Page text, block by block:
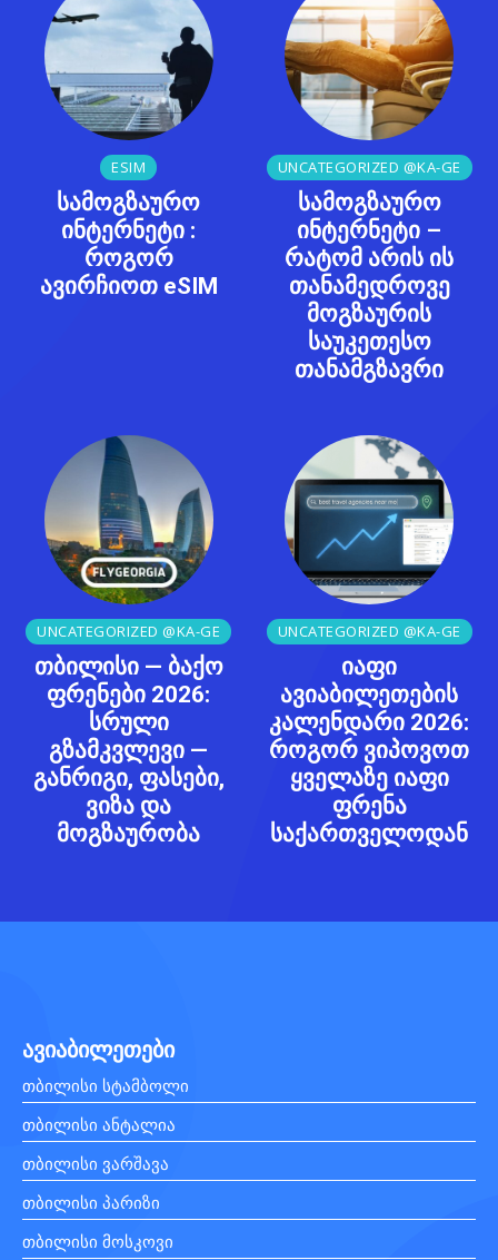
ESIM
სამოგზაურო
ინტერნეტი :
როგორ
ავირჩიოთ eSIM
UNCATEGORIZED @KA-GE
სამოგზაურო
ინტერნეტი –
რატომ არის ის
თანამედროვე
მოგზაურის
საუკეთესო
თანამგზავრი
UNCATEGORIZED @KA-GE
თბილისი — ბაქო
ფრენები 2026:
სრული
გზამკვლევი —
განრიგი, ფასები,
ვიზა და
მოგზაურობა
UNCATEGORIZED @KA-GE
იაფი
ავიაბილეთების
კალენდარი 2026:
როგორ ვიპოვოთ
ყველაზე იაფი
ფრენა
საქართველოდან
ავიაბილეთები
თბილისი სტამბოლი
თბილისი ანტალია
თბილისი ვარშავა
თბილისი პარიზი
თბილისი მოსკოვი